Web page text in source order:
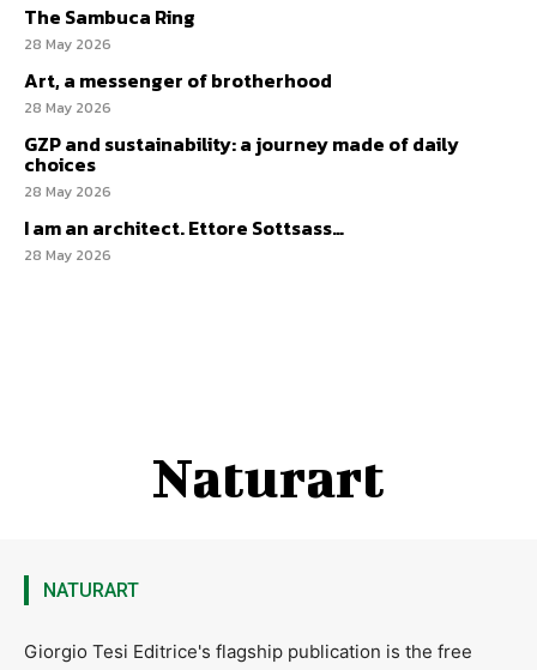
The Sambuca Ring
28 May 2026
Art, a messenger of brotherhood
28 May 2026
GZP and sustainability: a journey made of daily
choices
28 May 2026
I am an architect. Ettore Sottsass…
28 May 2026
Naturart
NATURART
Giorgio Tesi Editrice's flagship publication is the free